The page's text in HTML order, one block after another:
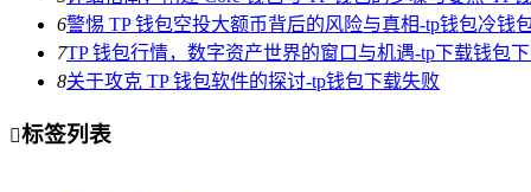
6警惕 TP 钱包空投大额币背后的风险与真相-tp钱包冷钱
7TP 钱包行情，数字资产世界的窗口与机遇-tp下载钱包
8关于攻克 TP 钱包软件的探讨-tp钱包下载失败
标签列表